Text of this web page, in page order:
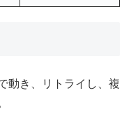
動き、リトライし、複